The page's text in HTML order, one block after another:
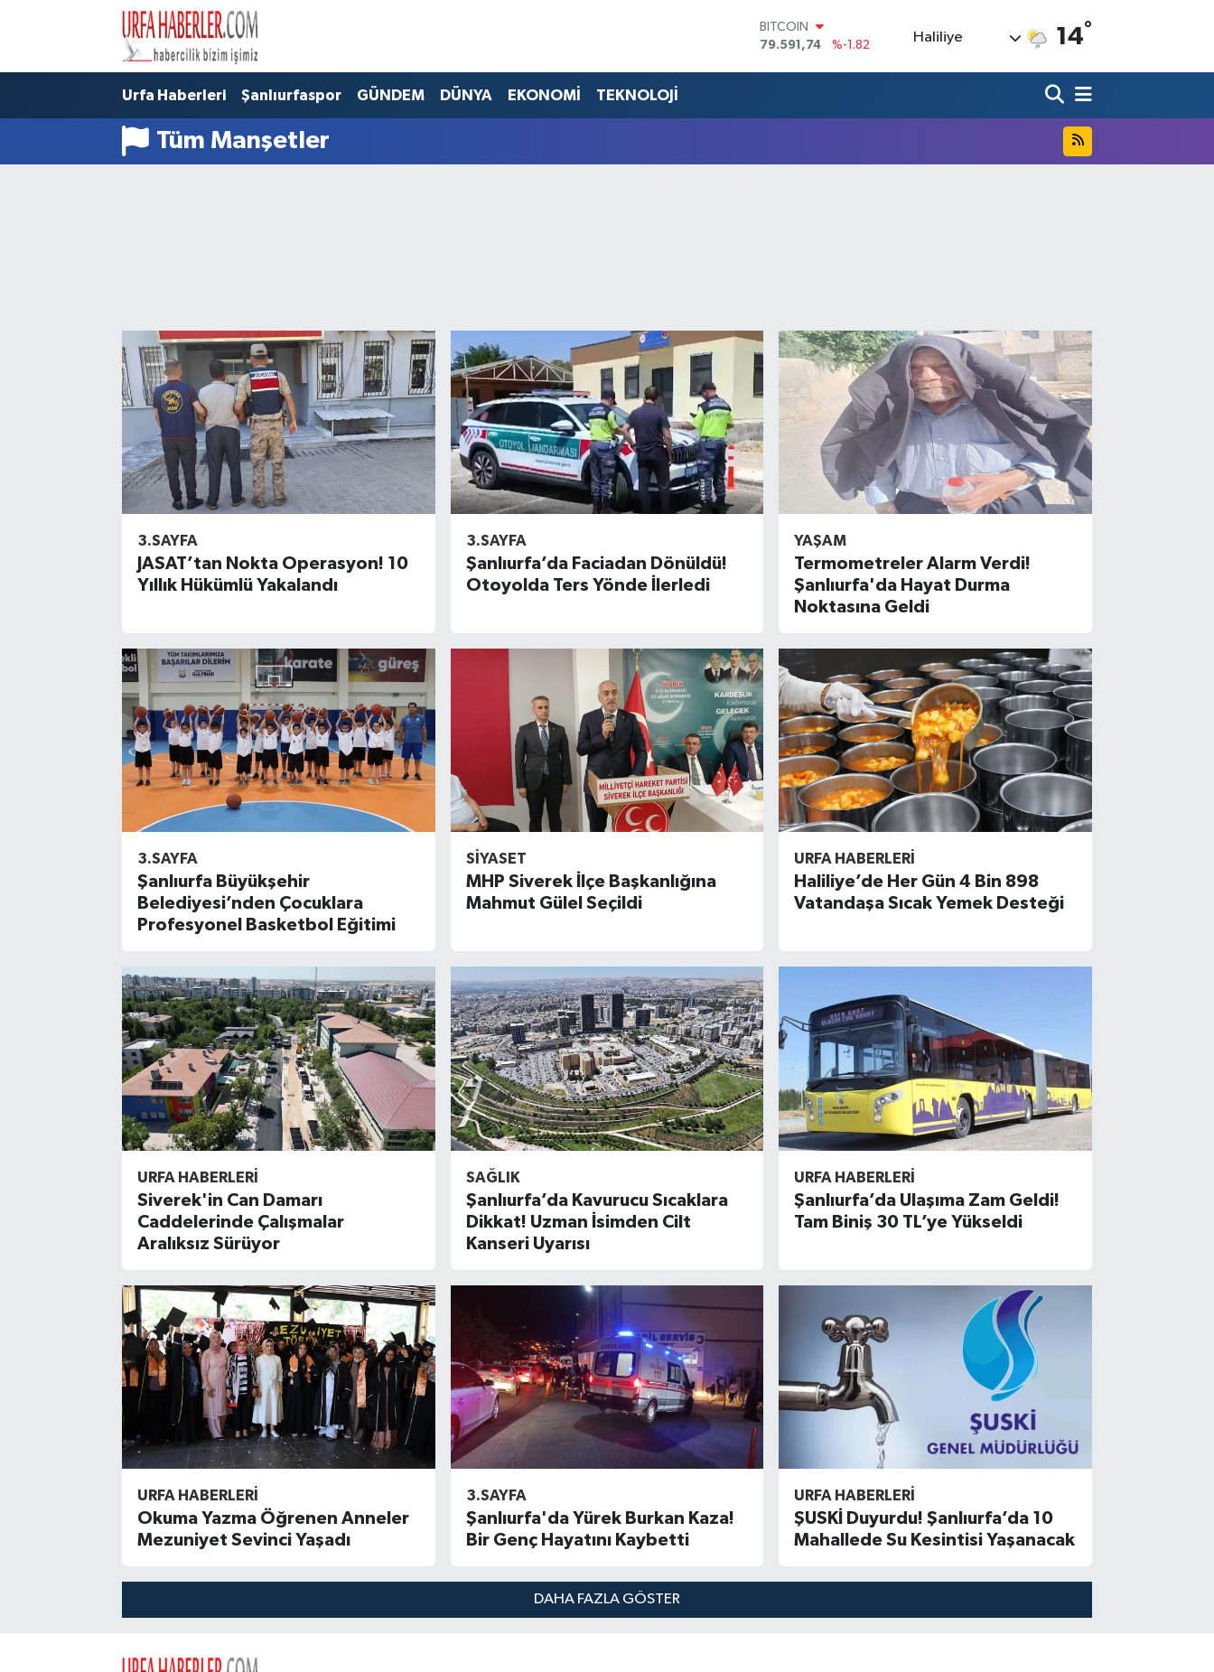
DOLAR
45,43620
%0.02
61,60380
%0.18
Haliliye 14°
Urfa Haberleri Şanlıurfaspor GÜNDEM DÜNYA EKONOMİ TEKNOLOJİ
Tüm Manşetler
3.SAYFA
JASAT’tan Nokta Operasyon! 10
Yıllık Hükümlü Yakalandı
3.SAYFA
Şanlıurfa’da Faciadan Dönüldü!
Otoyolda Ters Yönde İlerledi
YAŞAM
Termometreler Alarm Verdi!
Şanlıurfa'da Hayat Durma
Noktasına Geldi
3.SAYFA
Şanlıurfa Büyükşehir
Belediyesi’nden Çocuklara
Profesyonel Basketbol Eğitimi
SİYASET
MHP Siverek İlçe Başkanlığına
Mahmut Gülel Seçildi
URFA HABERLERİ
Haliliye’de Her Gün 4 Bin 898
Vatandaşa Sıcak Yemek Desteği
URFA HABERLERİ
Siverek'in Can Damarı
Caddelerinde Çalışmalar
Aralıksız Sürüyor
SAĞLIK
Şanlıurfa’da Kavurucu Sıcaklara
Dikkat! Uzman İsimden Cilt
Kanseri Uyarısı
URFA HABERLERİ
Şanlıurfa’da Ulaşıma Zam Geldi!
Tam Biniş 30 TL’ye Yükseldi
URFA HABERLERİ
Okuma Yazma Öğrenen Anneler
Mezuniyet Sevinci Yaşadı
3.SAYFA
Şanlıurfa'da Yürek Burkan Kaza!
Bir Genç Hayatını Kaybetti
URFA HABERLERİ
ŞUSKİ Duyurdu! Şanlıurfa’da 10
Mahallede Su Kesintisi Yaşanacak
DAHA FAZLA GÖSTER
Şanlıurfa Nöbetçi Eczaneler
Şanlıurfa Namaz Vakitleri
Son Dakika Haberleri
Haber Arşivi